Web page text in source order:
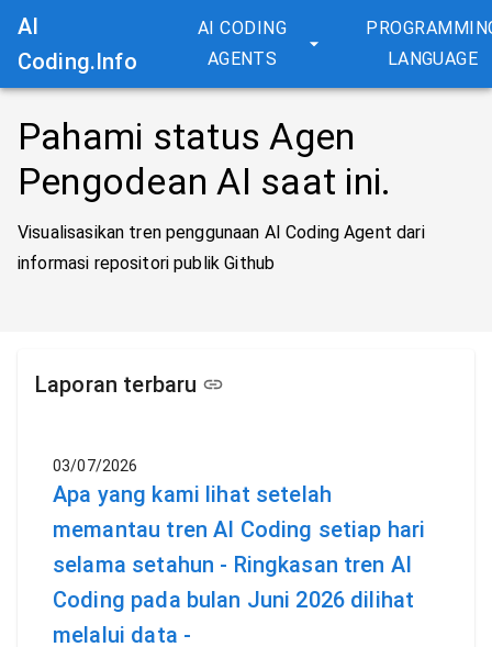
AI
Coding.Info
AI CODING
AGENTS
LANGUAGE
Pahami status Agen
Pengodean AI saat ini.
Visualisasikan tren penggunaan AI Coding Agent dari
informasi repositori publik Github
Laporan terbaru
03/07/2026
Apa yang kami lihat setelah
memantau tren AI Coding setiap hari
selama setahun - Ringkasan tren AI
Coding pada bulan Juni 2026 dilihat
melalui data -